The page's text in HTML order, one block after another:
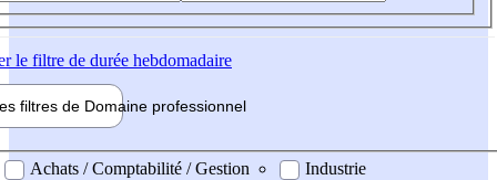
le filtre de durée hebdomadaire
filtres de Domaine professionnel
professionel
Achats / Comptabilité / Gestion
Industrie